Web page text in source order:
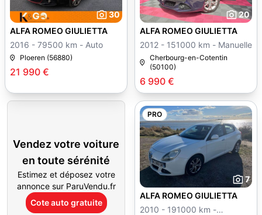
30
21 990 €
ALFA ROMEO GIULIETTA
2016 - 79500 km - Auto
Ploeren (56880)
20
6 990 €
ALFA ROMEO GIULIETTA
2012 - 151000 km - Manuelle
Cherbourg-en-Cotentin
(50100)
Vendez votre voiture
en toute sérénité
Estimez et déposez votre
annonce sur ParuVendu.fr
Cote auto gratuite
PRO
7
ALFA ROMEO GIULIETTA
2010 - 191000 km -